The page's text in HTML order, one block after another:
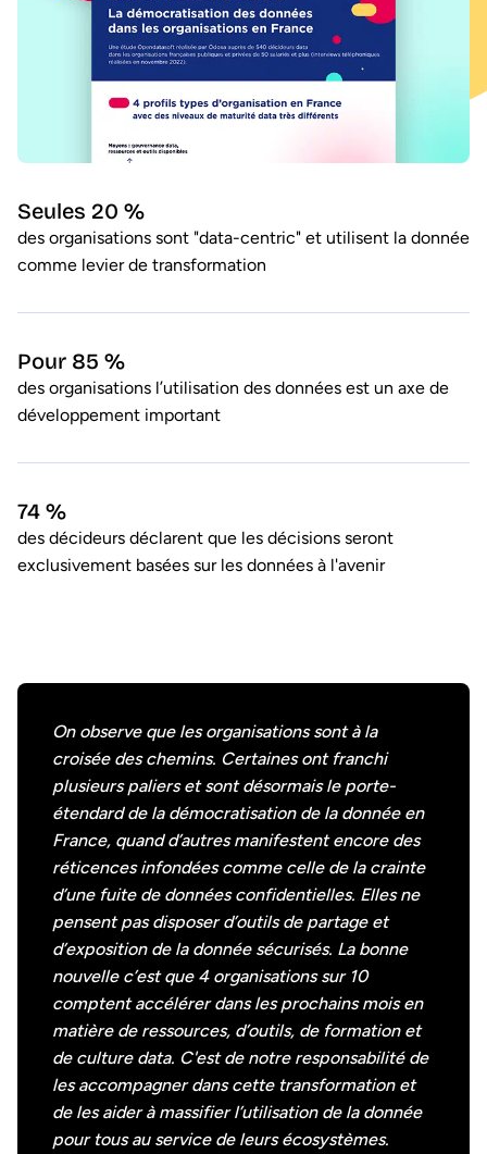
Seules 20 %
des organisations sont "data-centric" et utilisent la donnée
comme levier de transformation
Pour 85 %
des organisations l’utilisation des données est un axe de
développement important
74 %
des décideurs déclarent que les décisions seront
exclusivement basées sur les données à l'avenir
On observe que les organisations sont à la
croisée des chemins. Certaines ont franchi
plusieurs paliers et sont désormais le porte-
étendard de la démocratisation de la donnée en
France, quand d’autres manifestent encore des
réticences infondées comme celle de la crainte
d’une fuite de données confidentielles. Elles ne
pensent pas disposer d’outils de partage et
d’exposition de la donnée sécurisés. La bonne
nouvelle c’est que 4 organisations sur 10
comptent accélérer dans les prochains mois en
matière de ressources, d’outils, de formation et
de culture data. C'est de notre responsabilité de
les accompagner dans cette transformation et
de les aider à massifier l’utilisation de la donnée
pour tous au service de leurs écosystèmes.